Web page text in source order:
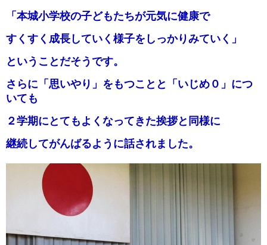
「本城小学校の子どもたちが元気に健康で
すくすく成長していく様子をしっかりみていく」
ということだそうです。
さらに「思いやり」をもつことと「いじめ０」につ
いても
２学期にとてもよくなってきた挨拶と同様に
継続してがんばるように話されました。